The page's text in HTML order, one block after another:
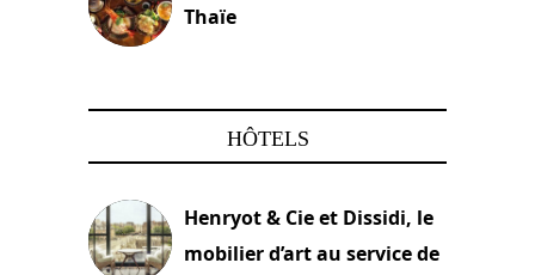
Thaïe
HÔTELS
Henryot & Cie et Dissidi, le
mobilier d’art au service de